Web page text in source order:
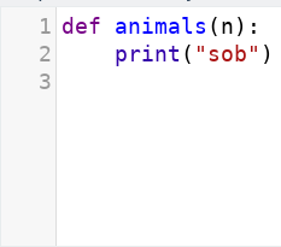
1 def animals (n):
2
print ( "sob" )
3